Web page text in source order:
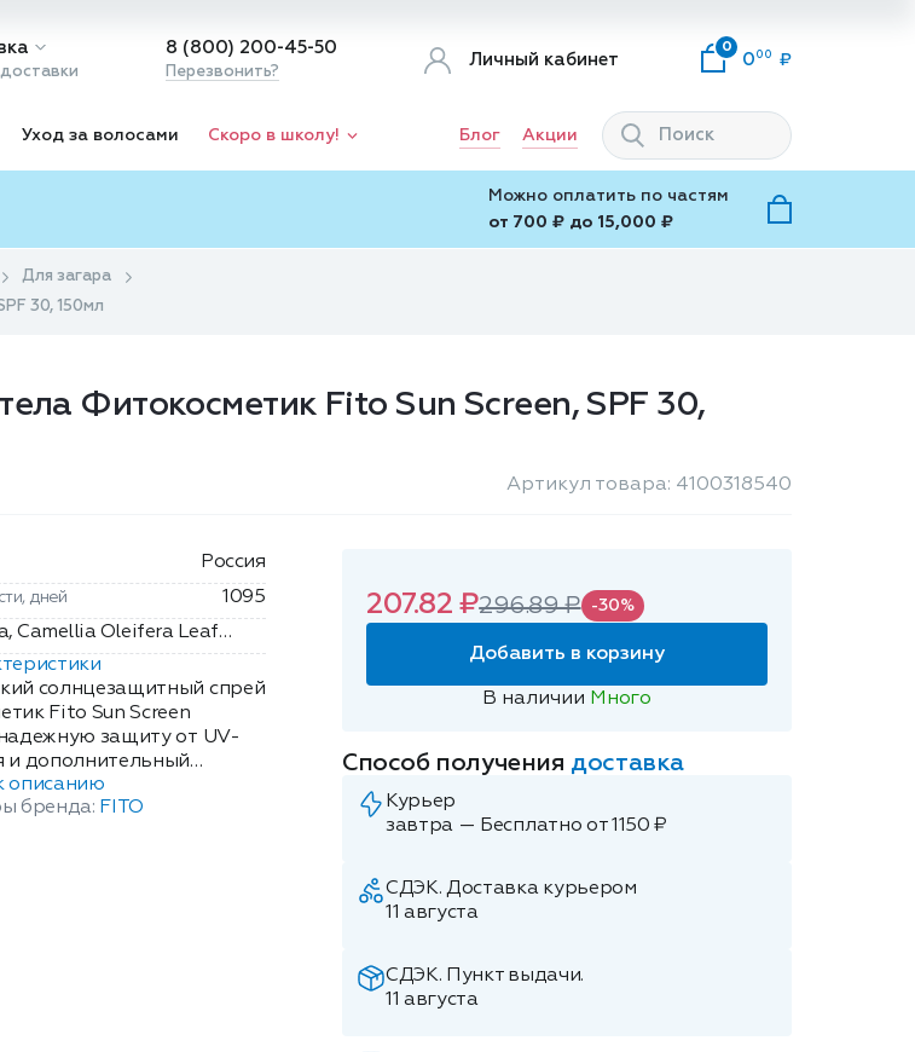
8 (800) 200-45-50
Перезвонить?
Личный кабинет
0
0 00
Уход за волосами Скоро в школу! Блог Акции
Можно оплатить по частям
от 700 ₽ до 15,000 ₽
Для загара
30, 150мл
Фитокосметик Fito Sun Screen, SPF 30,
Артикул товара: 4100318540
Россия
дней 1095
Camellia Oleifera Leaf
Punica Granatum Seed
Ethylhexyl
Ethylhexyl
Butyl
3, Mentha
Water, Polyacrylate
солнцезащитный спрей
Fito Sun Screen
защиту от UV-
и дополнительный
уход за кожей
Фотостабильные UV-
описанию
бренда: FITO
207.82 ₽296.89 ₽ -30%
Добавить в корзину
В наличии Много
Способ получения доставка
Курьер
завтра — Бесплатно от 1150 ₽
СДЭК. Доставка курьером
11 августа
СДЭК. Пункт выдачи.
11 августа